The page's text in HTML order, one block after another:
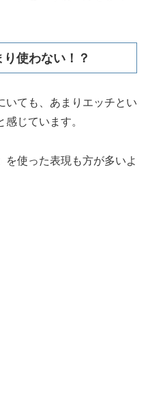
使わない！？
いても、あまりエッチとい
じています。
を使った表現も方が多いよ